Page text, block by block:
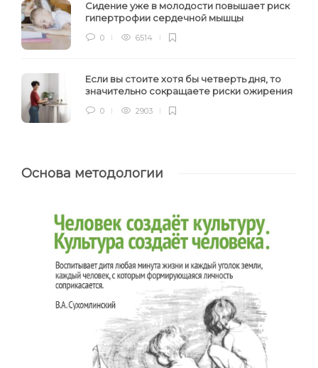
Сидение уже в молодости повышает риск
гипертрофии сердечной мышцы
0 6514
Если вы стоите хотя бы четверть дня, то
значительно сокращаете риски ожирения
0 2903
Основа методологии